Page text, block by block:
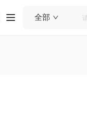
全部